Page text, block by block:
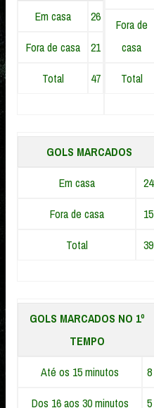
Em casa
26
Fora de casa
21
Total
47
Fora de
casa
Total
GOLS MARCADOS
Em casa
24
Fora de casa
15
Total
39
GOLS MARCADOS NO 1º
TEMPO
Até os 15 minutos
8
Dos 16 aos 30 minutos
5